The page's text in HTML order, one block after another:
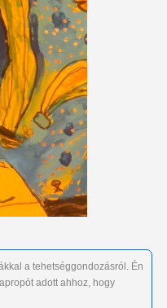
a tehetséggondozásról. Én
adott ahhoz, hogy